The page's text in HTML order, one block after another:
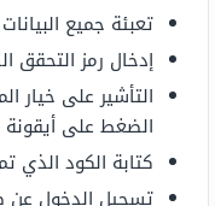
تعبئة جميع
إدخال رمز التحقق
التأشير على خيار
الضغط على
كتابة الكود الذي
تسجيل الدخول عن